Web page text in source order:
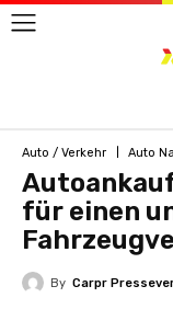
Auto / Verkehr Auto
für einen
By Carpr